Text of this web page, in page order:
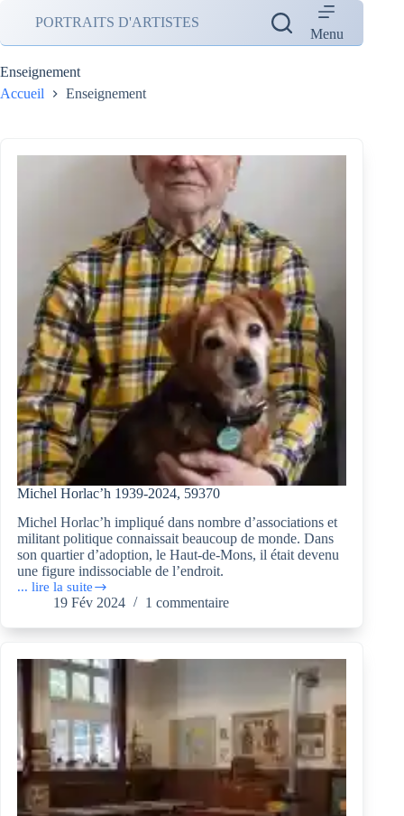
contenu
PORTRAITS D'ARTISTES
Menu
Enseignement
Accueil
Enseignement
Michel Horlac’h 1939-2024, 59370
Michel Horlac’h impliqué dans nombre d’associations et
militant politique connaissait beaucoup de monde. Dans
son quartier d’adoption, le Haut-de-Mons, il était devenu
une figure indissociable de l’endroit.
... lire la suite
Michel
Horlac’h19 Fév 2024 1 commentaire